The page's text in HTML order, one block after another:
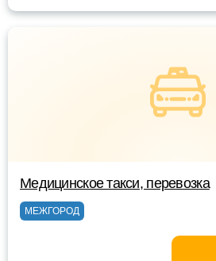
Медицинское такси, перевозка
МЕЖГОРОД